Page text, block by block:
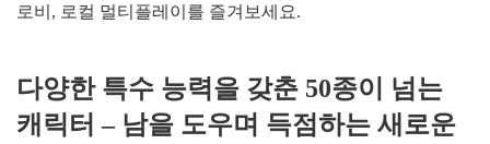
로비, 로컬 멀티플레이를 즐겨보세요.
다양한 특수 능력을 갖춘 50종이 넘는
캐릭터 – 남을 도우며 득점하는 새로운